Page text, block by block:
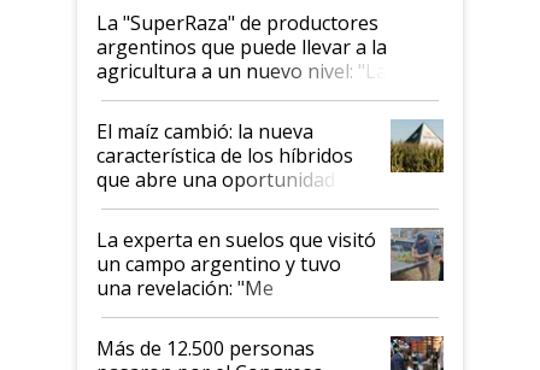
La "SuperRaza" de productores
argentinos que puede llevar a la
agricultura a un nuevo nivel: "Las
posibilidades de crecimiento son
infinitas"
El maíz cambió: la nueva
característica de los híbridos
que abre una oportunidad en
el lote
La experta en suelos que visitó
un campo argentino y tuvo
una revelación: "Me
impresionó mucho"
Más de 12.500 personas